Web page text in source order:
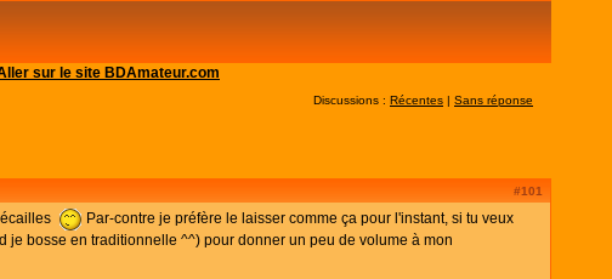
sur le site BDAmateur.com
Discussions : Récentes | Sans réponse
#101
Par-contre je préfère le laisser comme ça pour l'instant, si tu veux
bosse en traditionnelle ^^) pour donner un peu de volume à mon